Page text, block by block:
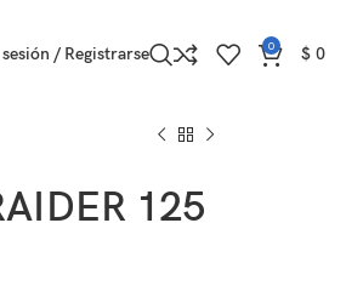
/ Registrarse 0 $ 0
125